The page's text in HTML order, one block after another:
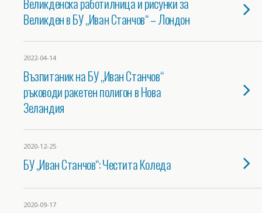
Великден в БУ „Иван Станчов“ – Лондон
2022-04-14
Възпитаник на БУ „Иван Станчов“
ръководи ракетен полигон в Нова
Зеландия
2020-12-25
БУ „Иван Станчов“: Честита Коледа
2020-09-17